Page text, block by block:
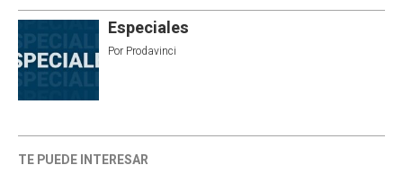
Especiales
Por Prodavinci
TE PUEDE INTERESAR